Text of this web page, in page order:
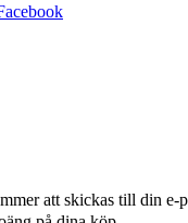
att skickas till din e-